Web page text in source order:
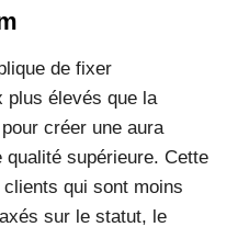
de fixer
plus élevés que la
créer une aura
qualité supérieure. Cette
qui sont moins
sur le statut, le